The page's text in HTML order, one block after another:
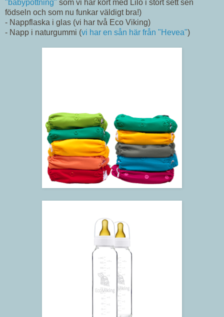
"babypottning" som vi har kört med Lilo i stort sett sen
födseln och som nu funkar väldigt bra!)
- Nappflaska i glas (vi har två Eco Viking)
- Napp i naturgummi (vi har en sån här från "Hevea")